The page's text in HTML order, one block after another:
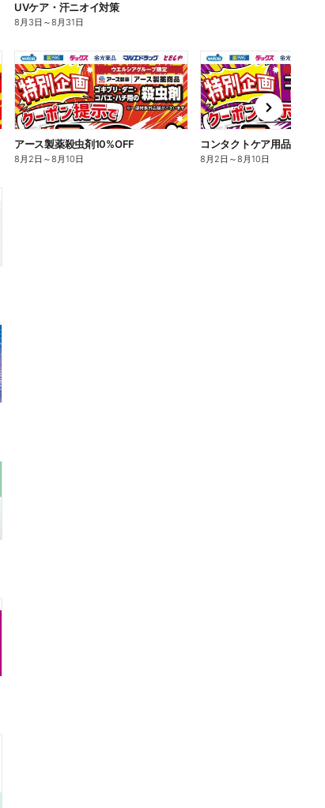
UVケア・汗ニオイ対策
8月3日 ～8月31日
アース製薬殺虫剤10%OFF
8月2日 ～8月10日
コンタクトケア用品10%OFF
8月2日 ～8月10日
n
e
x
t